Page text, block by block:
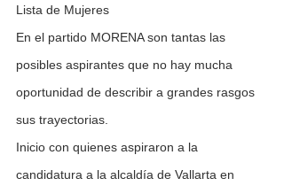
Lista de Mujeres
En el partido MORENA son tantas las
posibles aspirantes que no hay mucha
oportunidad de describir a grandes rasgos
sus trayectorias.
Inicio con quienes aspiraron a la
candidatura a la alcaldía de Vallarta en